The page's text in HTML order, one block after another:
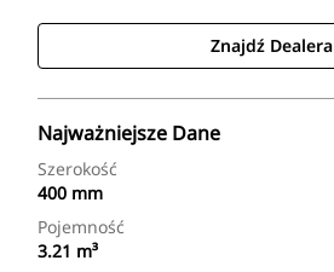
Znajdź Dealera
Najważniejsze Dane
Szerokość
400 mm
Pojemność
3.21 m³